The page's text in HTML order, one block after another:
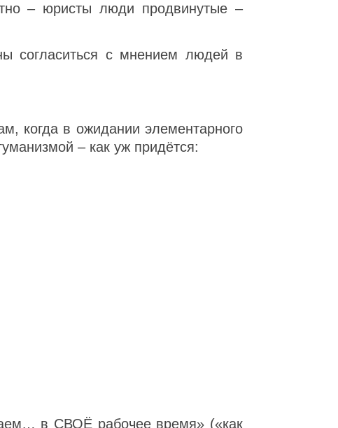
– юристы люди продвинутые –
согласиться с мнением людей в
когда в ожидании элементарного
– как уж придётся:
в СВОЁ рабочее время» («как